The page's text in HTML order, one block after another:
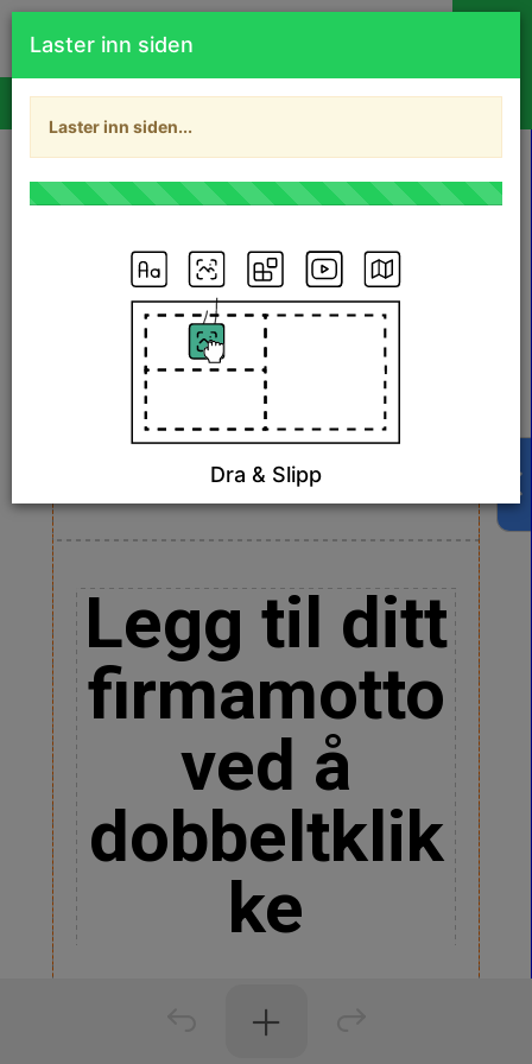
Dobbelklikk for å endre bilde
Loretta
Dawson
Tekstforfatter
Legg til ditt
firmamotto
ved å
dobbeltklik
ke
Dette er Demo versjonen. Alt du har laget med den vil bli tilbakestilt